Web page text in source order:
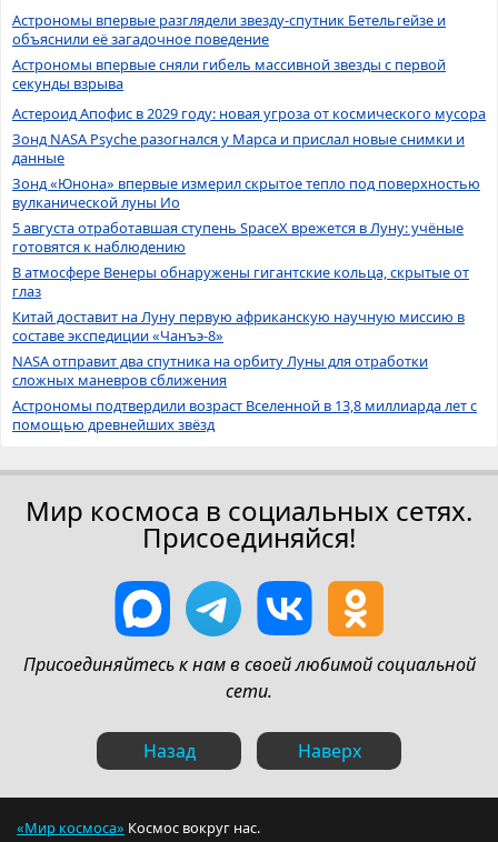
Астрономы впервые разглядели звезду-спутник Бетельгейзе и
объяснили её загадочное поведение
Астрономы впервые сняли гибель массивной звезды с первой
секунды взрыва
Астероид Апофис в 2029 году: новая угроза от космического мусора
Зонд NASA Psyche разогнался у Марса и прислал новые снимки и
данные
Зонд «Юнона» впервые измерил скрытое тепло под поверхностью
вулканической луны Ио
5 августа отработавшая ступень SpaceX врежется в Луну: учёные
готовятся к наблюдению
В атмосфере Венеры обнаружены гигантские кольца, скрытые от
глаз
Китай доставит на Луну первую африканскую научную миссию в
составе экспедиции «Чанъэ-8»
NASA отправит два спутника на орбиту Луны для отработки
сложных маневров сближения
Астрономы подтвердили возраст Вселенной в 13,8 миллиарда лет с
помощью древнейших звёзд
Мир космоса в социальных сетях.
Присоединяйся!
Присоединяйтесь к нам в своей любимой социальной
сети.
Назад Наверх
«Мир космоса» Космос вокруг нас.